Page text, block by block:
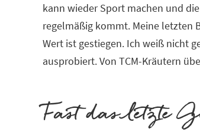
kann wieder Sport machen und
regelmäßig kommt. Meine letzten
Wert ist gestiegen. Ich weiß nicht
ausprobiert. Von TCM-Kräutern
Fast das letzte